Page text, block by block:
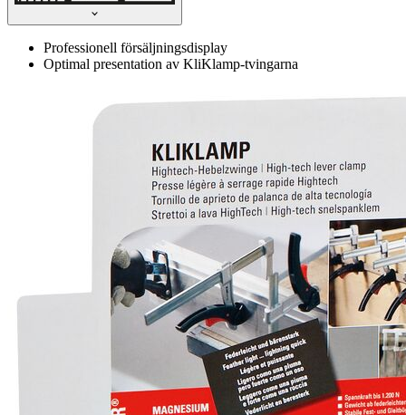
Professionell försäljningsdisplay
Optimal presentation av KliKlamp-tvingarna